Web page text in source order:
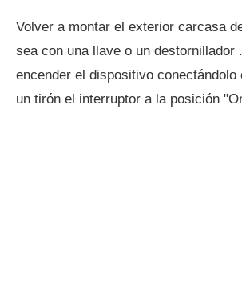
Volver a montar el exterior carcasa
sea con una llave o un destornillador
encender el dispositivo conectándolo
un tirón el interruptor a la posición